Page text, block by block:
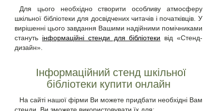
Для цього необхідно створити особливу атмосферу
шкільної бібліотеки для досвідчених читачів і початківців. У
вирішенні цього завдання Вашими надійними помічниками
стануть інформаційні стенди для бібліотеки від «Стенд-
дизайн».
Інформаційний стенд шкільної
бібліотеки купити онлайн
На сайті нашої фірми Ви можете придбати необхідні Вам
стенди. Ви зможете використовувати їх для: